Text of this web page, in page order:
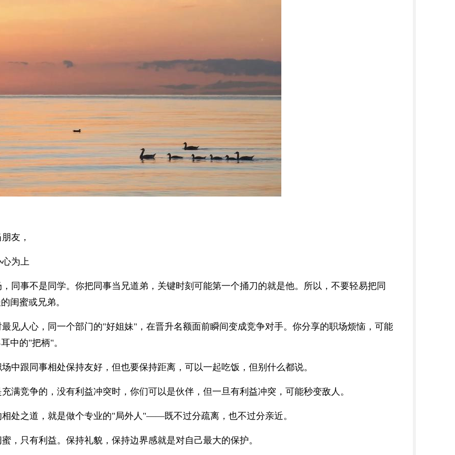
友，
为上
同事不是同学。你把同事当兄道弟，关键时刻可能第一个捅刀的就是他。所以，不要轻易把同
闺蜜或兄弟。
见人心，同一个部门的"好姐妹"，在晋升名额面前瞬间变成竞争对手。你分享的职场烦恼，可能
中的"把柄"。
中跟同事相处保持友好，但也要保持距离，可以一起吃饭，但别什么都说。
满竞争的，没有利益冲突时，你们可以是伙伴，但一旦有利益冲突，可能秒变敌人。
处之道，就是做个专业的"局外人"——既不过分疏离，也不过分亲近。
，只有利益。保持礼貌，保持边界感就是对自己最大的保护。